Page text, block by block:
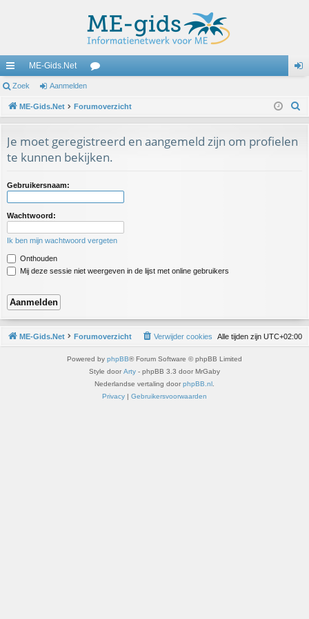
ne
lle
ks
ME-Gids.Net
u
s
m
de
Zoek Aanmelden
ME-Gids.Net Forumoverzicht
Je moet geregistreerd en aangemeld zijn om profielen
te kunnen bekijken.
Gebruikersnaam:
Wachtwoord:
Ik ben mijn wachtwoord vergeten
Onthouden
Mij deze sessie niet weergeven in de lijst met online gebruikers
ME-Gids.Net Forumoverzicht Alle tijden zijn UTC+02:00
Verwijder cookies
Powered by phpBB® Forum Software © phpBB Limited
Style door Arty - phpBB 3.3 door MrGaby
Nederlandse vertaling door phpBB.nl
Privacy | Gebruikersvoorwaarden